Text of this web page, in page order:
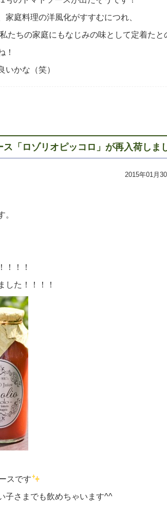
庭料理の洋風化がすすむにつれ、
たちの家庭にもなじみの味として定着たと
！
いかな（笑）
「ロゾリオピッコロ」が再入荷しま
2015年01月
。
！！！
した！！！！
スです
子さまでも飲めちゃいます^^